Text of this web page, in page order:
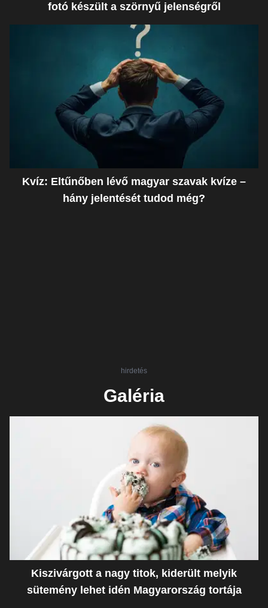
fotó készült a szörnyű jelenségről
Kvíz: Eltűnőben lévő magyar szavak kvíze –
hány jelentését tudod még?
hirdetés
Galéria
Kiszivárgott a nagy titok, kiderült melyik
sütemény lehet idén Magyarország tortája